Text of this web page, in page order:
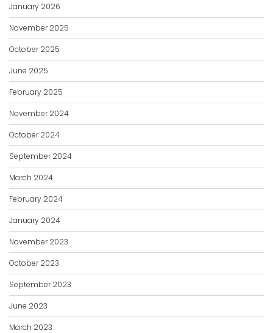
January 2026
November 2025
October 2025
June 2025
February 2025
November 2024
October 2024
September 2024
March 2024
February 2024
January 2024
November 2023
October 2023
September 2023
June 2023
March 2023